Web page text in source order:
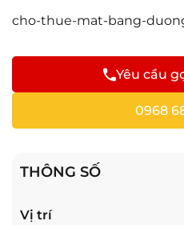
cho-thue-mat-bang-
Yêu cầu
0968
THÔNG SỐ
Vị trí